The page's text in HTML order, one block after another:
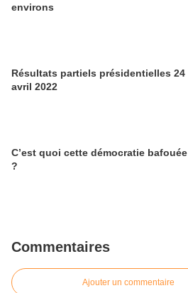
environs
Résultats partiels présidentielles 24
avril 2022
C’est quoi cette démocratie bafouée
?
Commentaires
Ajouter un commentaire